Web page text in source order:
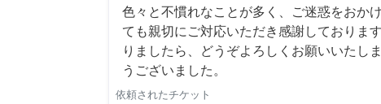
色々と不慣れなことが多く、ご迷惑をおか
ても親切にご対応いただき感謝しておりま
りましたら、どうぞよろしくお願いいたし
うございました。
依頼されたチケット